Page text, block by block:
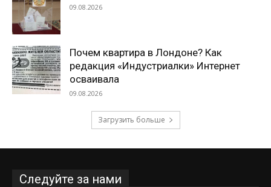
09.08.2026
Почем квартира в Лондоне? Как
редакция «Индустриалки» Интернет
осваивала
09.08.2026
Загрузить больше
Следуйте за нами